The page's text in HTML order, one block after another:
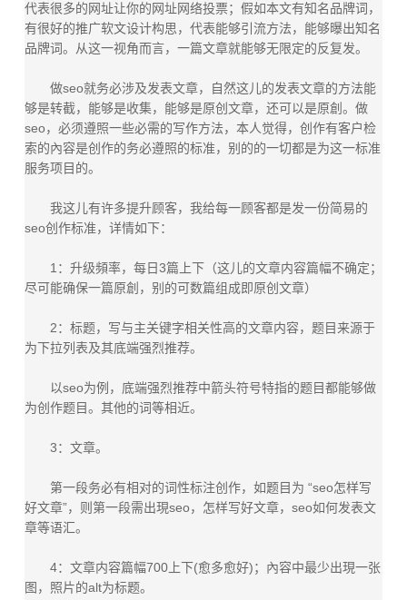
代表很多的网址让你的网址网络投票；假如本文有知名品牌词，
有很好的推广软文设计构思，代表能够引流方法，能够曝出知名
品牌词。从这一视角而言，一篇文章就能够无限定的反复发。
做seo就务必涉及发表文章，自然这儿的发表文章的方法能
够是转截，能够是收集，能够是原创文章，还可以是原創。做
seo，必须遵照一些必需的写作方法，本人觉得，创作有客户检
索的內容是创作的务必遵照的标准，别的的一切都是为这一标准
服务项目的。
我这儿有许多提升顾客，我给每一顾客都是发一份简易的
seo创作标准，详情如下：
1：升级頻率，每日3篇上下（这儿的文章内容篇幅不确定；
尽可能确保一篇原創，别的可数篇组成即原创文章）
2：标题，写与主关键字相关性高的文章内容，题目来源于
为下拉列表及其底端强烈推荐。
以seo为例，底端强烈推荐中箭头符号特指的题目都能够做
为创作题目。其他的词等相近。
3：文章。
第一段务必有相对的词性标注创作，如题目为 “seo怎样写
好文章”，则第一段需出現seo，怎样写好文章，seo如何发表文
章等语汇。
4：文章内容篇幅700上下(愈多愈好)；內容中最少出現一张
图，照片的alt为标题。